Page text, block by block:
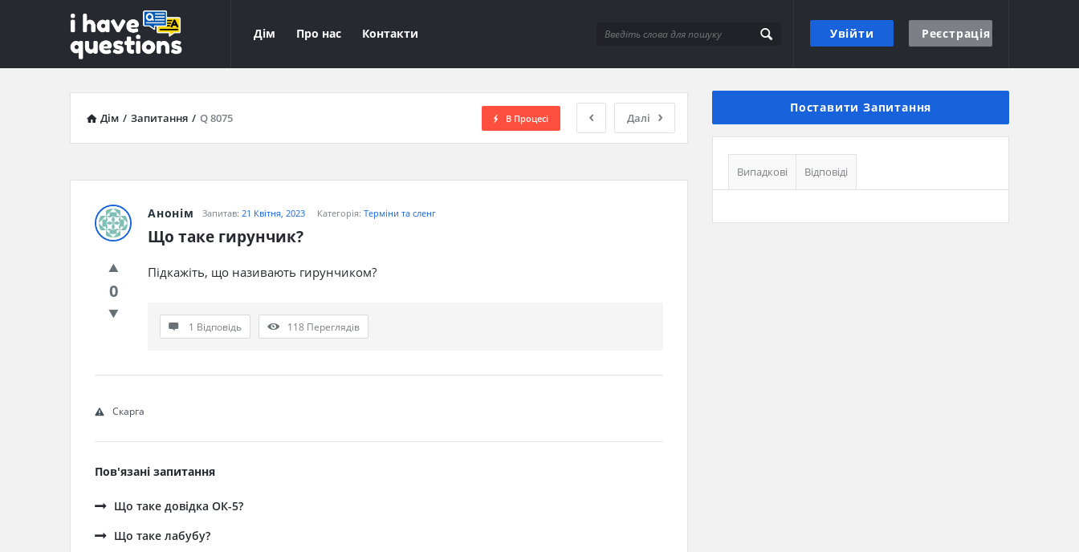
Увійти Реєстрація
iHaveQuestions
Навігація
Дім Про нас Контакти
Дім / Запитання / Q 8075 Далі
В Процесі
Анонім Запитав: 21 Квітня, 2023 Категорія: Терміни та сленг
Що таке гирунчик?
0
Підкажіть, що називають гирунчиком?
1 Відповідь 118 Переглядів
Скарга
Пов'язані запитання
Що таке довідка ОК-5?
Що таке лабубу?
Поставити Запитання
Випадкові Відповіді